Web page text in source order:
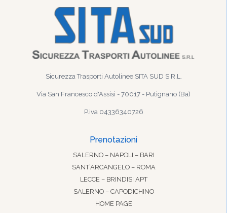
Sicurezza Trasporti Autolinee SITA SUD S.R.L.
Via San Francesco d'Assisi - 70017 - Putignano (Ba)
P.iva 04336340726
Prenotazioni
SALERNO – NAPOLI – BARI
SANT’ARCANGELO – ROMA
LECCE – BRINDISI APT
SALERNO – CAPODICHINO
HOME PAGE